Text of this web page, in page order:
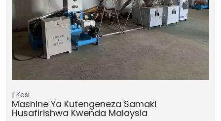
Kesi
Mashine Ya Kutengeneza Samaki
Husafirishwa Kwenda Malaysia